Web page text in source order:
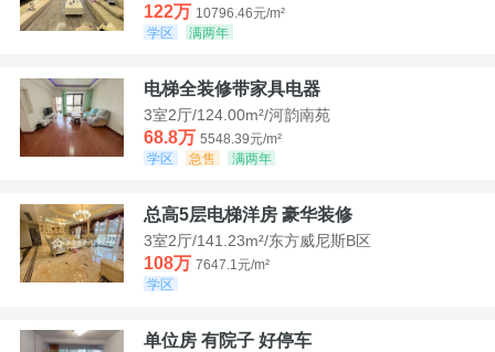
122万 10796.46元/m²
学区
满两年
电梯全装修带家具电器
3室2厅/124.00m²/河韵南苑
68.8万 5548.39元/m²
学区
急售 满两年
总高5层电梯洋房 豪华装修
3室2厅/141.23m²/东方威尼斯B区
108万 7647.1元/m²
学区
单位房 有院子 好停车